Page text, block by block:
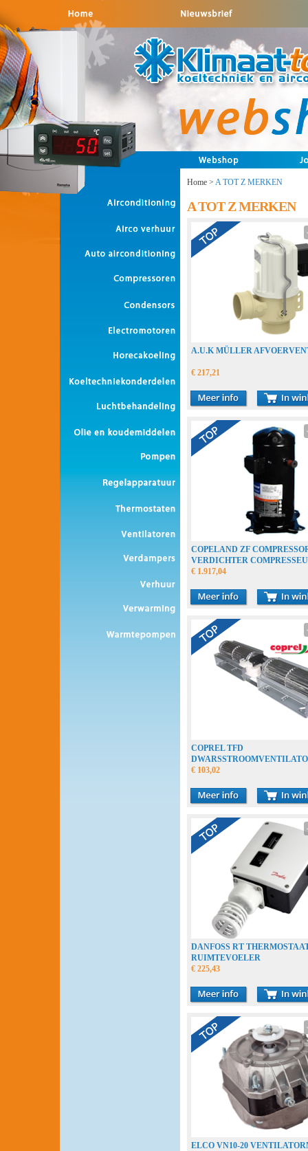
Home > A TOT Z MERKEN
A TOT Z MERKEN
A.U.K MÜLLER
€ 217,21
COPELAND ZF
VERDICHTER
€ 1.917,04
COPREL TFD
RADIALFAN
€ 103,02
DANFOSS RT
RUIMTEVOELER
€ 225,43
ELCO VN10-20